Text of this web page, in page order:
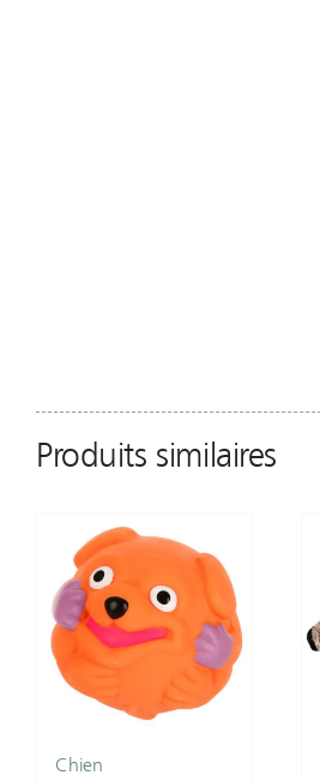
Produits similaires
Chien